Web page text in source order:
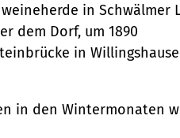
in Schwälmer
dem Dorf, um 1890
in
in den Wintermonaten